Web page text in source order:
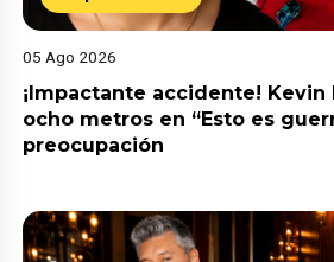
05 Ago 2026
¡Impactante accidente! Kevin
ocho metros en “Esto es
preocupación